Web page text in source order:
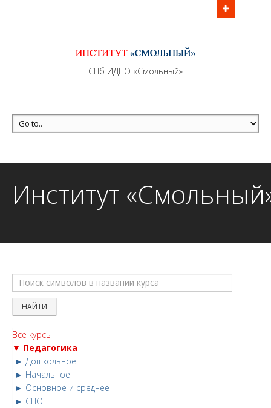
перерывов в рабочие дни с 9:00 до 21:00 МСК
MAX +7 (981) 190-30-30
mail@institutsmolnyj.ru
СПб ИДПО «Смольный»
Институт
Все курсы
▼ Педагогика
► Дошкольное
► Начальное
► Основное и среднее
► СПО